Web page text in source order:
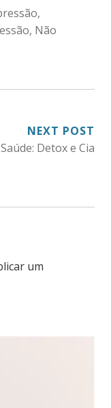
,
, Não
NEXT POST
Saúde: Detox e Cia
um